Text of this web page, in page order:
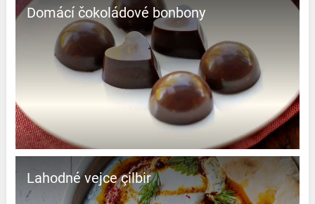
Domácí čokoládové bonbony
Lahodné vejce çilbir